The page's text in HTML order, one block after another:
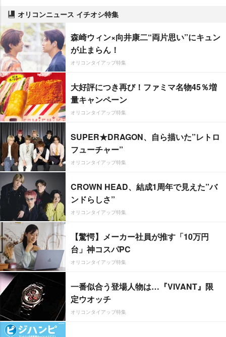
オリコンニュース イチオシ特集
森崎ウィン×向井康二“両片思い”にキュン
が止まらん！
オリコンタイアップ特集
大好評につき再び！ファミマ名物45％増
量キャンペーン
オリコンタイアップ特集
SUPER★DRAGON、自ら描いた”レトロ
フューチャー”
オリコンタイアップ特集
CROWN HEAD、結成1周年で見えた”バ
ンドらしさ”
オリコンタイアップ特集
【驚愕】メーカー社員が推す「10万円
台」神コスパPC
オリコンタイアップ特集
一番似合う登場人物は…『VIVANT』限
定ウオッチ
オリコンタイアップ特集